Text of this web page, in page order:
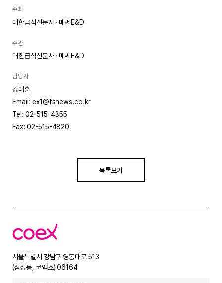
주최
대한급식신문사 · 메쎄E&D
주관
대한급식신문사 · 메쎄E&D
담당자
강대훈
Email: ex1@fsnews.co.kr
Tel: 02-515-4855
Fax: 02-515-4820
목록보기
코
엑
서울특별시 강남구 영동대로 513
(삼성동, 코엑스) 06164